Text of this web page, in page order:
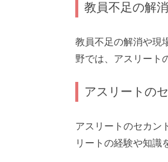
教員不足の解消
教員不足の解消や現
野では、アスリート
アスリートの
アスリートのセカン
リートの経験や知識